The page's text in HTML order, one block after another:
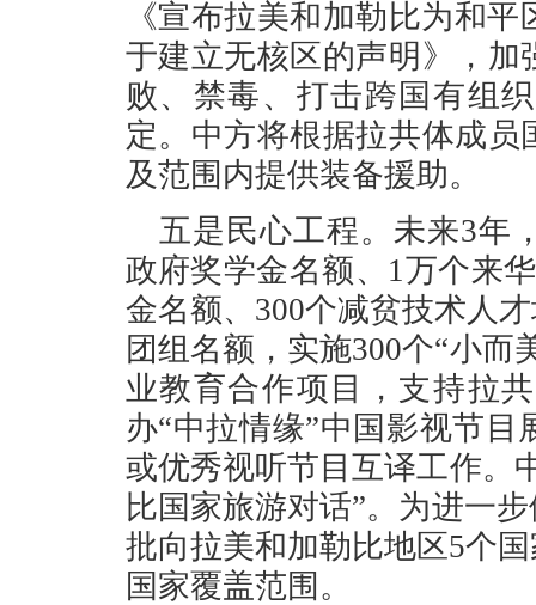
《宣布拉美和加勒比为和
于建立无核区的声明》，
败、禁毒、打击跨国有组
定。中方将根据拉共体成
及范围内提供装备援助。
五是民心工程。未来3年
政府奖学金名额、1万个来
金名额、300个减贫技术人
团组名额，实施300个“小而
业教育合作项目，支持拉
办“中拉情缘”中国影视节
或优秀视听节目互译工作。
比国家旅游对话”。为进一
批向拉美和加勒比地区5个
国家覆盖范围。